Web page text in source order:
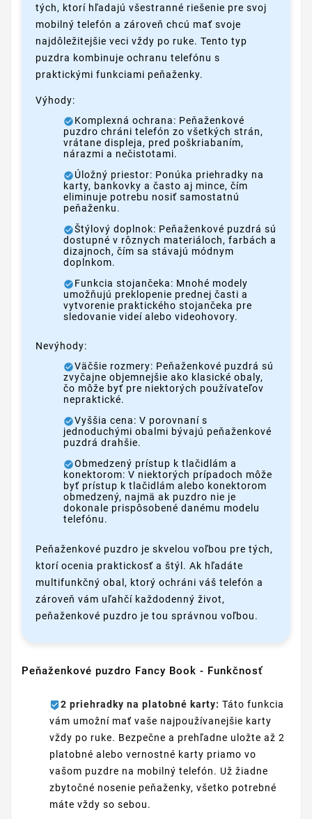
tých, ktorí hľadajú všestranné riešenie pre svoj
mobilný telefón a zároveň chcú mať svoje
najdôležitejšie veci vždy po ruke. Tento typ
puzdra kombinuje ochranu telefónu s
praktickými funkciami peňaženky.
Výhody:
Komplexná ochrana: Peňaženkové
puzdro chráni telefón zo všetkých strán,
vrátane displeja, pred poškriabaním,
nárazmi a nečistotami.
Úložný priestor: Ponúka priehradky na
karty, bankovky a často aj mince, čím
eliminuje potrebu nosiť samostatnú
peňaženku.
Štýlový doplnok: Peňaženkové puzdrá sú
dostupné v rôznych materiáloch, farbách a
dizajnoch, čím sa stávajú módnym
doplnkom.
Funkcia stojančeka: Mnohé modely
umožňujú preklopenie prednej časti a
vytvorenie praktického stojančeka pre
sledovanie videí alebo videohovory.
Nevýhody:
Väčšie rozmery: Peňaženkové puzdrá sú
zvyčajne objemnejšie ako klasické obaly,
čo môže byť pre niektorých používateľov
nepraktické.
Vyššia cena: V porovnaní s
jednoduchými obalmi bývajú peňaženkové
puzdrá drahšie.
Obmedzený prístup k tlačidlám a
konektorom: V niektorých prípadoch môže
byť prístup k tlačidlám alebo konektorom
obmedzený, najmä ak puzdro nie je
dokonale prispôsobené danému modelu
telefónu.
Peňaženkové puzdro je skvelou voľbou pre tých,
ktorí ocenia praktickosť a štýl. Ak hľadáte
multifunkčný obal, ktorý ochráni váš telefón a
zároveň vám uľahčí každodenný život,
peňaženkové puzdro je tou správnou voľbou.
Peňaženkové puzdro Fancy Book - Funkčnosť
2 priehradky na platobné karty: Táto funkcia
vám umožní mať vaše najpoužívanejšie karty
vždy po ruke. Bezpečne a prehľadne uložte až 2
platobné alebo vernostné karty priamo vo
vašom puzdre na mobilný telefón. Už žiadne
zbytočné nosenie peňaženky, všetko potrebné
máte vždy so sebou.